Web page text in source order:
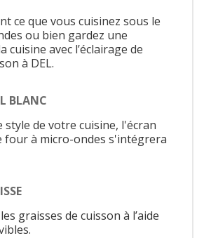
ce que vous cuisinez sous le
ou bien gardez une
cuisine avec l’éclairage de
à DEL.
BLANC
style de votre cuisine, l'écran
four à micro-ondes s'intégrera
graisses de cuisson à l’aide